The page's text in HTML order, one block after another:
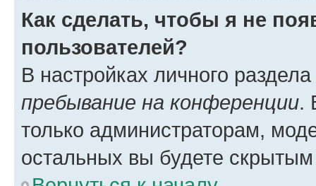
Как сделать, чтобы я не
пользователей?
В настройках личного
пребывание на конференции.
только администраторам,
остальных вы будете